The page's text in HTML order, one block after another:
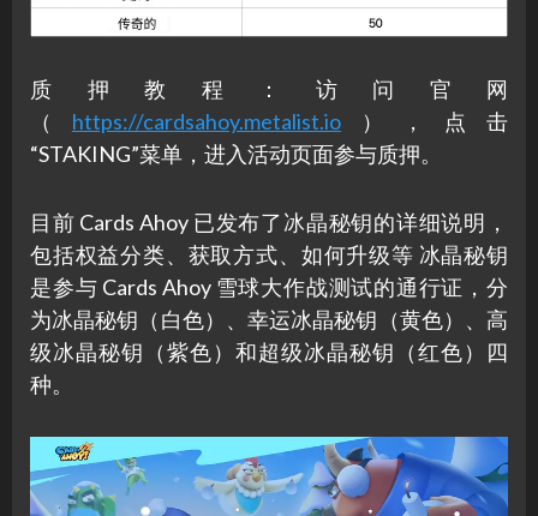
质押教程：访问官网
（ https://cardsahoy.metalist.io），点击
“STAKING”菜单，进入活动页面参与质押。
目前 Cards Ahoy 已发布了冰晶秘钥的详细说明，
包括权益分类、获取方式、如何升级等 冰晶秘钥
是参与 Cards Ahoy 雪球大作战测试的通行证，分
为冰晶秘钥（白色）、幸运冰晶秘钥（黄色）、高
级冰晶秘钥（紫色）和超级冰晶秘钥（红色）四
种。